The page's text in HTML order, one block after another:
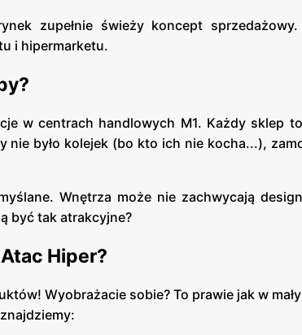
zupełnie świeży koncept
i hipermarketu.
w centrach handlowych M1. Każdy sklep
było kolejek (bo kto ich nie kocha...),
Wnętrza może nie zachwycają
być tak atrakcyjne?
Hiper?
Wyobrażacie sobie? To prawie jak w
znajdziemy: